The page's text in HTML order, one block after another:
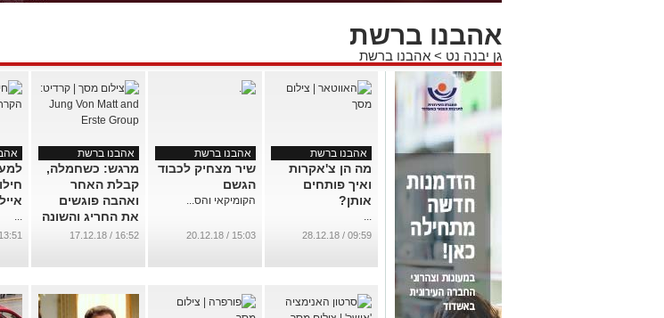
אהבנו ברשת
גן יבנה נט > אהבנו ברשת
אהבנו ברשת
מה הן צ'אקרות
ואיך פותחים
אותן?
...
09:59 / 28.12.18
אהבנו ברשת
שיר מצחיק לכבוד
הגשם
הקומיקאי והס...
15:03 / 20.12.18
אהבנו ברשת
מרגש: כשחמלה,
קבלת האחר
ואהבה פוגשים
את החריג והשונה
...
16:52 / 17.12.18
...
13:51 / 13.12.18